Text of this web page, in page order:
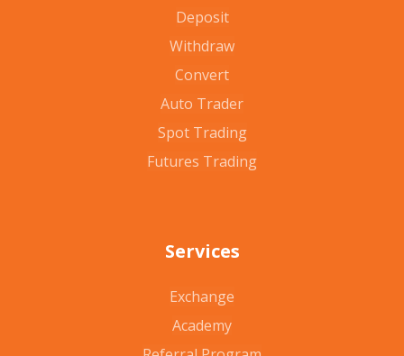
Deposit
Withdraw
Convert
Auto Trader
Spot Trading
Futures Trading
Services
Exchange
Academy